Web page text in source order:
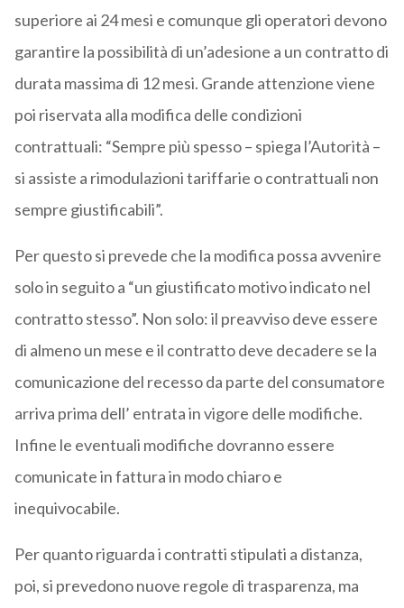
superiore ai 24 mesi e comunque gli operatori devono
garantire la possibilità di un’adesione a un contratto di
durata massima di 12 mesi. Grande attenzione viene
poi riservata alla modifica delle condizioni
contrattuali: “Sempre più spesso – spiega l’Autorità –
si assiste a rimodulazioni tariffarie o contrattuali non
sempre giustificabili”.
Per questo si prevede che la modifica possa avvenire
solo in seguito a “un giustificato motivo indicato nel
contratto stesso”. Non solo: il preavviso deve essere
di almeno un mese e il contratto deve decadere se la
comunicazione del recesso da parte del consumatore
arriva prima dell’ entrata in vigore delle modifiche.
Infine le eventuali modifiche dovranno essere
comunicate in fattura in modo chiaro e
inequivocabile.
Per quanto riguarda i contratti stipulati a distanza,
poi, si prevedono nuove regole di trasparenza, ma